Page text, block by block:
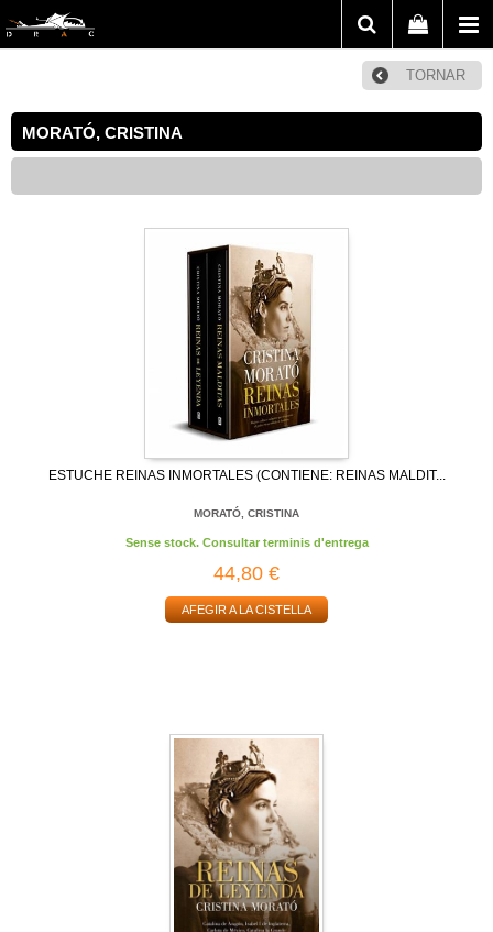
TORNAR
MORATÓ, CRISTINA
ESTUCHE REINAS INMORTALES (CONTIENE: REINAS MALDIT...
MORATÓ, CRISTINA
Sense stock. Consultar terminis d'entrega
44,80 €
AFEGIR A LA CISTELLA